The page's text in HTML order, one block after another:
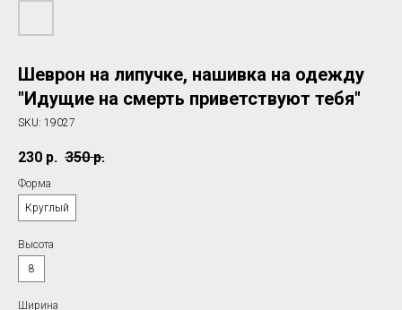
Шеврон на липучке, нашивка на одежду
"Идущие на смерть приветствуют тебя"
SKU: 19027
230 р. 350 р.
Форма
Круглый
Высота
8
Ширина